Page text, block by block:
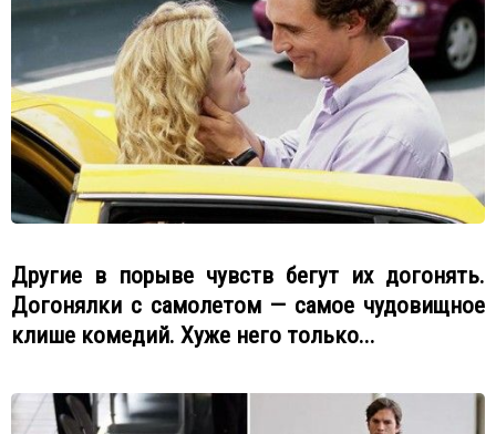
Другие в порыве чувств бегут их догонять.
Догонялки с самолетом — самое чудовищное
клише комедий. Хуже него только...